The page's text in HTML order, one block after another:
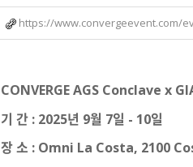
https://www.convergeevent.com/
CONVERGEAGS Conclave x
기 간 : 2025년 9월 7일 - 10일
장 소 : Omni La Costa, 2100